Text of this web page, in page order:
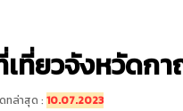
เที่ยวจังหวัดก
ทล่าสุด : 10.07.2023